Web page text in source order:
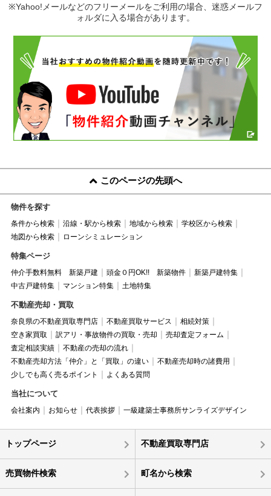
※Yahoo!メールなどのフリーメールをご利用の場合、迷惑メールフ
ォルダに入る場合があります。
このページの先頭へ
物件を探す
条件から検索 沿線・駅から検索 地域から検索
学校区から検索
地図から検索
ローンシミュレーション
特集ページ
仲介手数料無料 新築戸建 頭金０円OK!! 新築物件
新築戸建特集
中古戸建特集
マンション特集 土地特集
不動産売却・買取
奈良県の不動産買取専門店 不動産買取サービス
相続対策
空き家買取
訳アリ・事故物件の買取・売却
売却査定フォーム
査定相談実績
不動産の売却の流れ
不動産売却方法「仲介」と「買取」の違い
不動産売却時の諸費用
少しでも高く売るポイント
よくある質問
当社について
会社案内 お知らせ 代表挨拶 一級建築士事務所サンライズデザイン
トップページ 不動産買取専門店
売買物件検索 町名から検索